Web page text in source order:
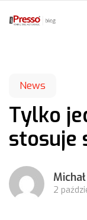
News
Tylko
stosuje
2